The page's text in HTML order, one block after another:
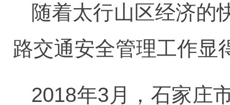
随着太行山区经济的
路交通安全管理工作显
2018年3月，石家庄